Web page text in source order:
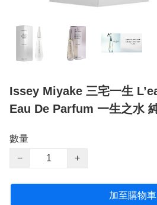
Issey Miyake 三宅一生
Eau De Parfum 一生之水
數量
−
+
加至購物車